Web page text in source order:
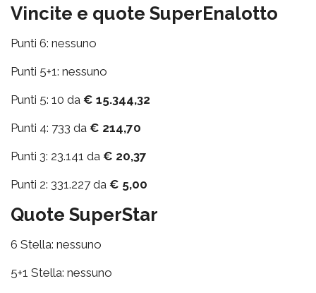
Vincite e quote SuperEnalotto
Punti 6: nessuno
Punti 5+1: nessuno
Punti 5: 10 da € 15.344,32
Punti 4: 733 da € 214,70
Punti 3: 23.141 da € 20,37
Punti 2: 331.227 da € 5,00
Quote SuperStar
6 Stella: nessuno
5+1 Stella: nessuno